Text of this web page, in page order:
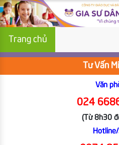
Trang chủ
Tư Vấn
Văn
024
(Từ 8h30